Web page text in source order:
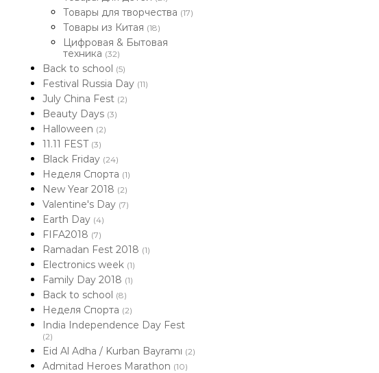
Товары для творчества (17)
Товары из Китая (18)
Цифровая & Бытовая
техника (32)
Back to school (5)
Festival Russia Day (11)
July China Fest (2)
Beauty Days (3)
Halloween (2)
11.11 FEST (3)
Black Friday (24)
Неделя Спорта (1)
New Year 2018 (2)
Valentine's Day (7)
Earth Day (4)
FIFA2018 (7)
Ramadan Fest 2018 (1)
Electronics week (1)
Family Day 2018 (1)
Back to school (8)
Неделя Спорта (2)
India Independence Day Fest
(2)
Eid Al Adha / Kurban Bayramı (2)
Admitad Heroes Marathon (10)